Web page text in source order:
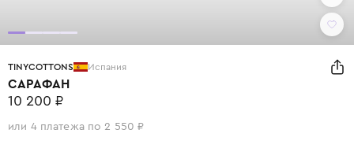
TINYCOTTONS Испания
САРАФАН
10 200 ₽
или 4 платежа по 2 550 ₽